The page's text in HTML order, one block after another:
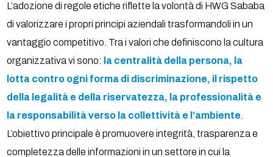
L’adozione di regole etiche riflette la volontà di HWG Sababa
di valorizzare i propri principi aziendali trasformandoli in un
vantaggio competitivo. Tra i valori che definiscono la cultura
organizzativa vi sono: la centralità della persona, la
lotta contro ogni forma di discriminazione, il rispetto
della legalità e della riservatezza, la professionalità e
la responsabilità verso la collettività e l’ambiente
L’obiettivo principale è promuovere integrità, trasparenza e
completezza delle informazioni in un settore in cui la